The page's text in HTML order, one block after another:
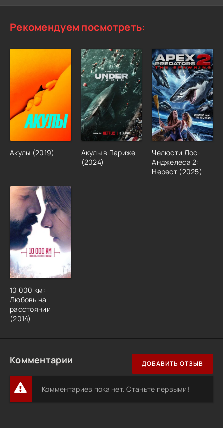
Рекомендуем посмотреть:
Акулы (2019)
Акулы в Париже
(2024)
Челюсти Лос-
Анджелеса 2:
Нерест (2025)
10 000 км:
Любовь на
расстоянии
(2014)
Комментарии ДОБАВИТЬ ОТЗЫВ
Комментариев пока нет. Станьте первыми!